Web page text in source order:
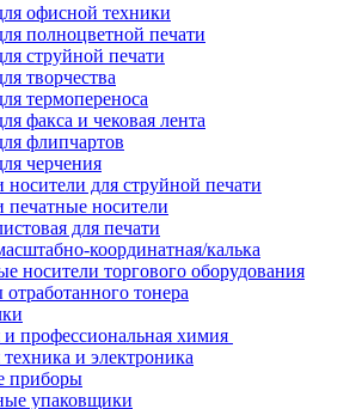
офисной техники
полноцветной печати
струйной печати
творчества
термопереноса
факса и чековая лента
флипчартов
черчения
носители для струйной печати
печатные носители
для печати
координатная/калька
носители торгового оборудования
тонера
и профессиональная химия
и электроника
приборы
упаковщики